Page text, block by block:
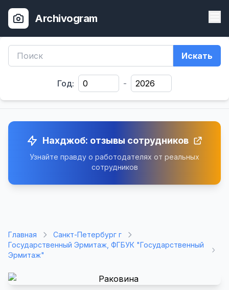
Archivogram
Искать
Год: -
Нахджоб: отзывы сотрудников
Узнайте правду о работодателях от реальных
сотрудников
Главная
Санкт-Петербург г
Государственный Эрмитаж, ФГБУК "Государственный
Эрмитаж"